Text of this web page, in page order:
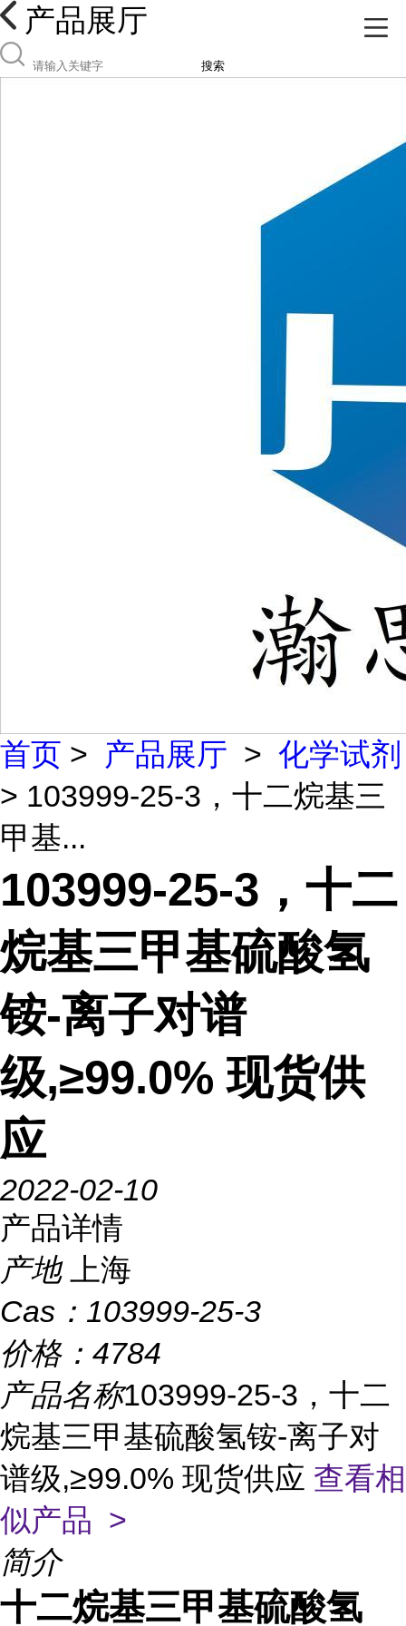
产品展厅
搜索
首页 > 产品展厅 > 化学试剂
> 103999-25-3，十二烷基三
甲基...
103999-25-3，十二
烷基三甲基硫酸氢
铵-离子对谱
级,≥99.0% 现货供
应
2022-02-10
产品详情
产地
上海
Cas： 103999-25-3
价格： 4784
产品名称103999-25-3，十二
烷基三甲基硫酸氢铵-离子对
谱级,≥99.0% 现货供应 查看相
似产品 >
简介
十二烷基三甲基硫酸氢